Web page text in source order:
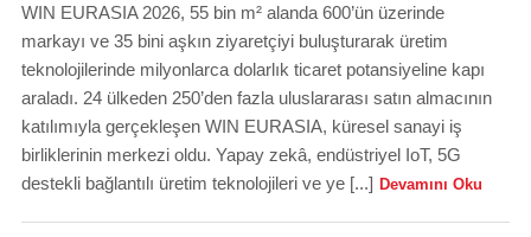
WIN EURASIA 2026, 55 bin m² alanda 600’ün üzerinde
markayı ve 35 bini aşkın ziyaretçiyi buluşturarak üretim
teknolojilerinde milyonlarca dolarlık ticaret potansiyeline kapı
araladı. 24 ülkeden 250’den fazla uluslararası satın almacının
katılımıyla gerçekleşen WIN EURASIA, küresel sanayi iş
birliklerinin merkezi oldu. Yapay zekâ, endüstriyel IoT, 5G
destekli bağlantılı üretim teknolojileri ve ye [...] Devamını Oku